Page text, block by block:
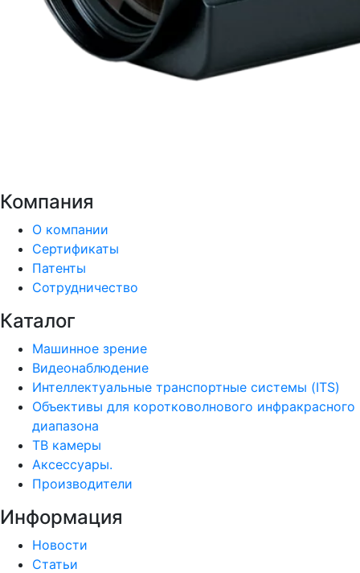
Компания
О компании
Сертификаты
Патенты
Сотрудничество
Каталог
Машинное зрение
Видеонаблюдение
Интеллектуальные транспортные системы (ITS)
Объективы для коротковолнового инфракрасного
диапазона
ТВ камеры
Аксессуары.
Производители
Информация
Новости
Статьи